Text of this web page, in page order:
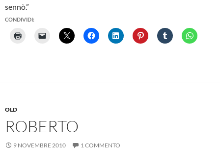
sennò.”
CONDIVIDI:
OLD
ROBERTO
9 NOVEMBRE 2010 1 COMMENTO